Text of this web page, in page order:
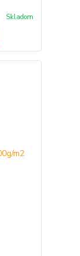
Skladom